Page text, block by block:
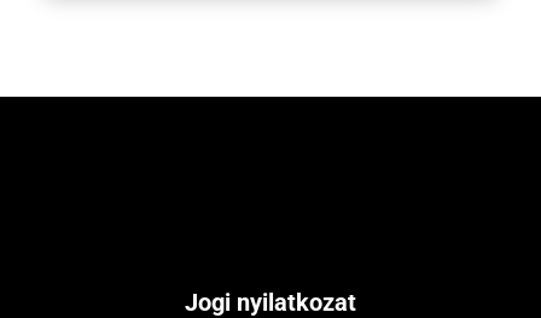
Jogi nyilatkozat